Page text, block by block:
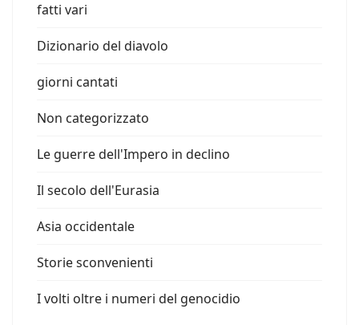
fatti vari
Dizionario del diavolo
giorni cantati
Non categorizzato
Le guerre dell'Impero in declino
Il secolo dell'Eurasia
Asia occidentale
Storie sconvenienti
I volti oltre i numeri del genocidio